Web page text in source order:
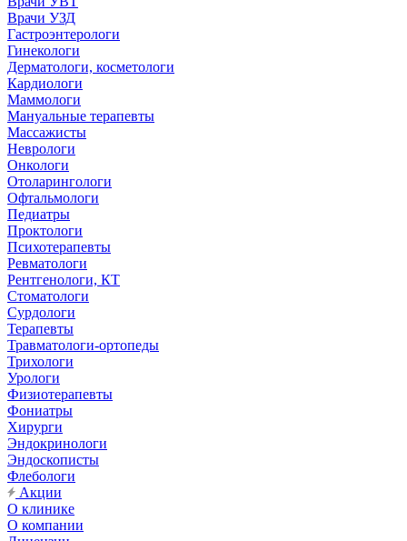
Врачи УЗД
Гастроэнтерологи
Гинекологи
Дерматологи, косметологи
Кардиологи
Маммологи
Мануальные терапевты
Массажисты
Неврологи
Онкологи
Отоларингологи
Офтальмологи
Педиатры
Проктологи
Психотерапевты
Ревматологи
Рентгенологи, КТ
Стоматологи
Сурдологи
Терапевты
Травматологи-ортопеды
Трихологи
Урологи
Физиотерапевты
Фониатры
Хирурги
Эндокринологи
Эндоскописты
Флебологи
Акции
О клинике
О компании